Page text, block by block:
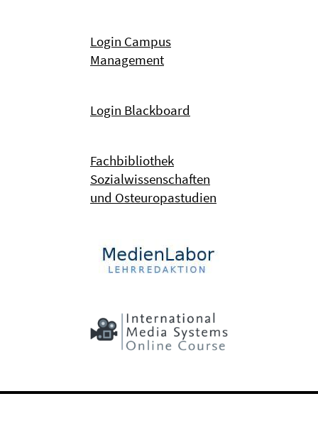
Login Campus
Management
Login Blackboard
Fachbibliothek
Sozialwissenschaften
und Osteuropastudien